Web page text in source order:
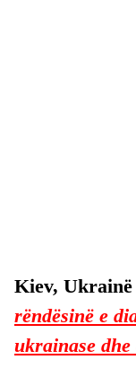
Kiev, Ukrainë
rëndësinë e
ukrainase